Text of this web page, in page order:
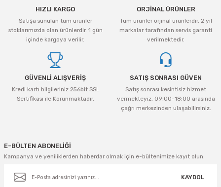
Ürün açıklamasında eksik bilgiler bulunuyor.
Ürün bilgilerinde hatalar bulunuyor.
Ürün fiyatı diğer sitelerden daha pahalı.
Bu ürüne benzer farklı alternatifler olmalı.
HIZLI KARGO
Satışa sunulan tüm ürünler
stoklarımızda olan ürünlerdir. 1 gün
içinde kargoya verilir.
ORJİNAL ÜRÜNLER
Tüm ürünler orjinal ürünlerdir. 2 yıl
markalar tarafından servis garanti
verilmektedir.
GÜVENLİ ALIŞVERİŞ
Kredi kartı bilgileriniz 256bit SSL
Sertifikası ile Korunmaktadır.
SATIŞ SONRASI GÜVEN
Satış sonrası kesintisiz hizmet
vermekteyiz. 09:00-18:00 arasında
çağrı merkezinden ulaşabilirsiniz.
E-BÜLTEN ABONELİĞİ
Kampanya ve yeniliklerden haberdar olmak için e-bültenimize kayıt olun.
KAYDOL